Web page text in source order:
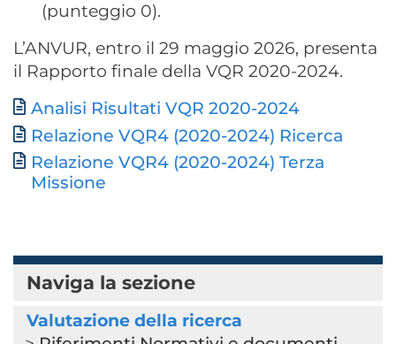
(punteggio 0).
L’ANVUR, entro il 29 maggio 2026, presenta
il Rapporto finale della VQR 2020-2024.
Documento
Analisi Risultati VQR 2020-2024
Relazione VQR4 (2020-2024) Ricerca
Relazione VQR4 (2020-2024) Terza
Missione
Naviga la sezione
Valutazione della ricerca